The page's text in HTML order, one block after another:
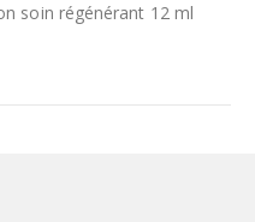
soin régénérant 12 ml